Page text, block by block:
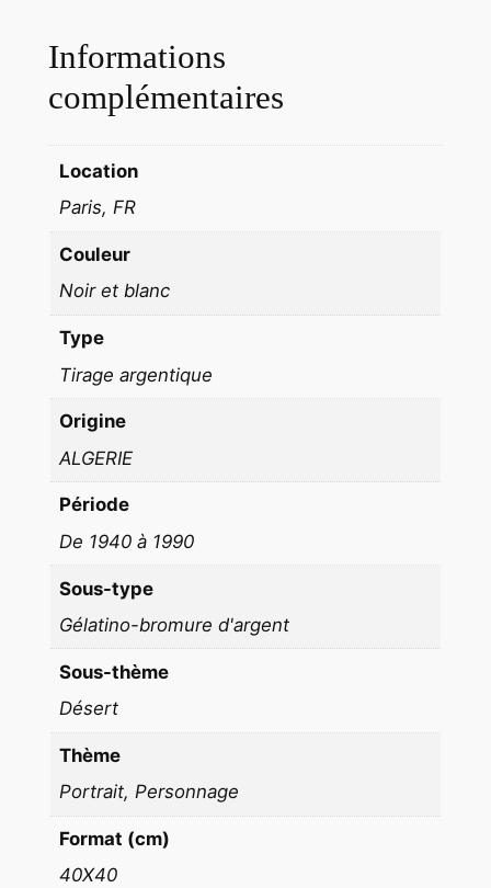
E
M
O
T
N
L
N
M
l
Informations
complémentaires
Location
Paris, FR
Couleur
Noir et blanc
Type
Tirage argentique
Origine
ALGERIE
Période
De 1940 à 1990
Sous-type
Gélatino-bromure d'argent
Sous-thème
Désert
Thème
Portrait, Personnage
Format (cm)
40X40